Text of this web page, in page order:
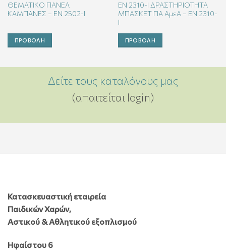
ΘΕΜΑΤΙΚΟ ΠΑΝΕΛ
ΚΑΜΠΑΝΕΣ – EN 2502-I
ΠΡΟΒΟΛΉ
ΕΝ 2310-Ι ΔΡΑΣΤΗΡΙΟΤΗΤΑ
ΜΠΑΣΚΕΤ ΓΙΑ ΑμεΑ – ΕΝ 2310-
Ι
ΠΡΟΒΟΛΉ
Δείτε τους καταλόγους μας
(απαιτείται login)
Κατασκευαστική εταιρεία
Παιδικών Χαρών,
Αστικού & Αθλητικού εξοπλισμού
Ηφαίστου 6